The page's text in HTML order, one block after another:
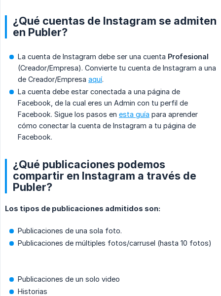
¿Qué cuentas de Instagram se admiten
en Publer?
La cuenta de Instagram debe ser una cuenta Profesional
(Creador/Empresa). Convierte tu cuenta de Instagram a una
de Creador/Empresa aquí.
La cuenta debe estar conectada a una página de
Facebook, de la cual eres un Admin con tu perfil de
Facebook. Sigue los pasos en esta guía para aprender
cómo conectar la cuenta de Instagram a tu página de
Facebook.
¿Qué publicaciones podemos
compartir en Instagram a través de
Publer?
Los tipos de publicaciones admitidos son:
Publicaciones de una sola foto.
Publicaciones de múltiples fotos/carrusel (hasta 10 fotos)
Publicaciones de un solo video
Historias